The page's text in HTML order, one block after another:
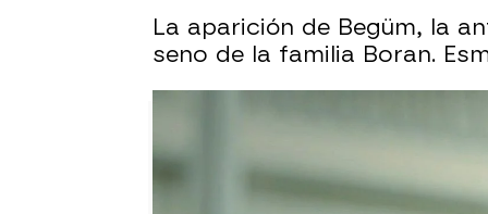
La aparición de Begüm, la
seno de la familia Boran.